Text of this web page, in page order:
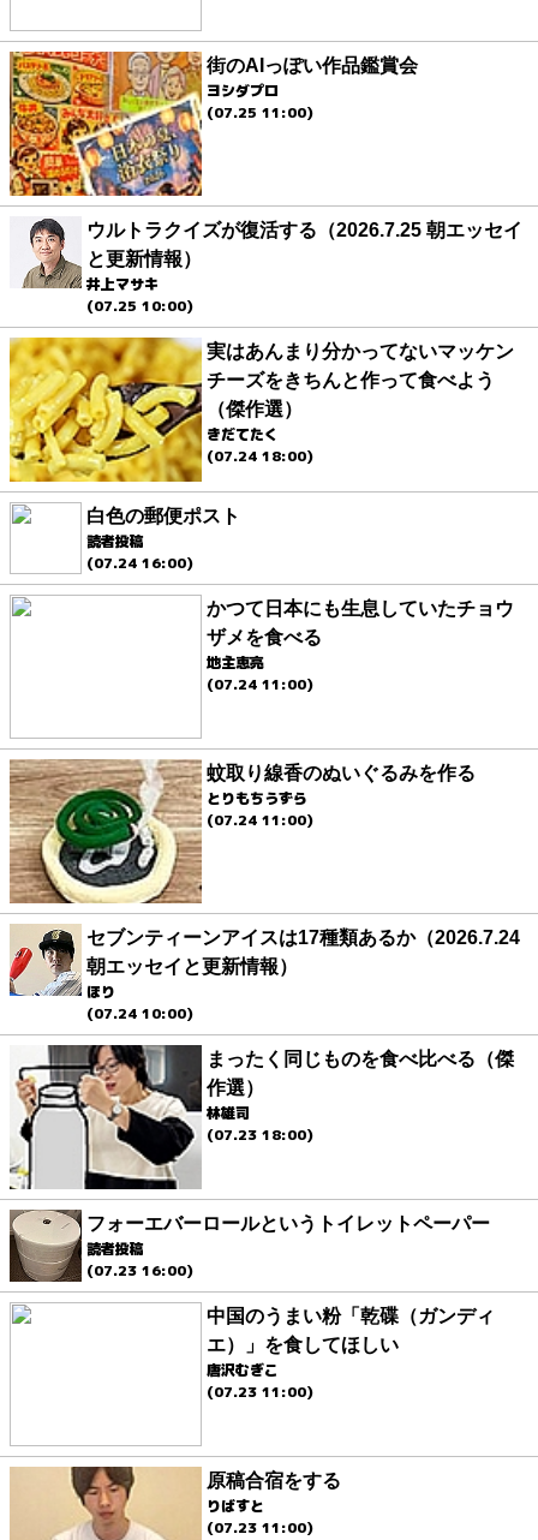
街のAIっぽい作品鑑賞会
ヨシダプロ
(07.25 11:00)
ウルトラクイズが復活する（2026.7.25 朝エッセイ
と更新情報）
井上マサキ
(07.25 10:00)
実はあんまり分かってないマッケン
チーズをきちんと作って食べよう
（傑作選）
きだてたく
(07.24 18:00)
白色の郵便ポスト
読者投稿
(07.24 16:00)
かつて日本にも生息していたチョウ
ザメを食べる
地主恵亮
(07.24 11:00)
蚊取り線香のぬいぐるみを作る
とりもちうずら
(07.24 11:00)
セブンティーンアイスは17種類あるか（2026.7.24
朝エッセイと更新情報）
ほり
(07.24 10:00)
まったく同じものを食べ比べる（傑
作選）
林雄司
(07.23 18:00)
フォーエバーロールというトイレットペーパー
読者投稿
(07.23 16:00)
中国のうまい粉「乾碟（ガンディ
エ）」を食してほしい
唐沢むぎこ
(07.23 11:00)
原稿合宿をする
りばすと
(07.23 11:00)